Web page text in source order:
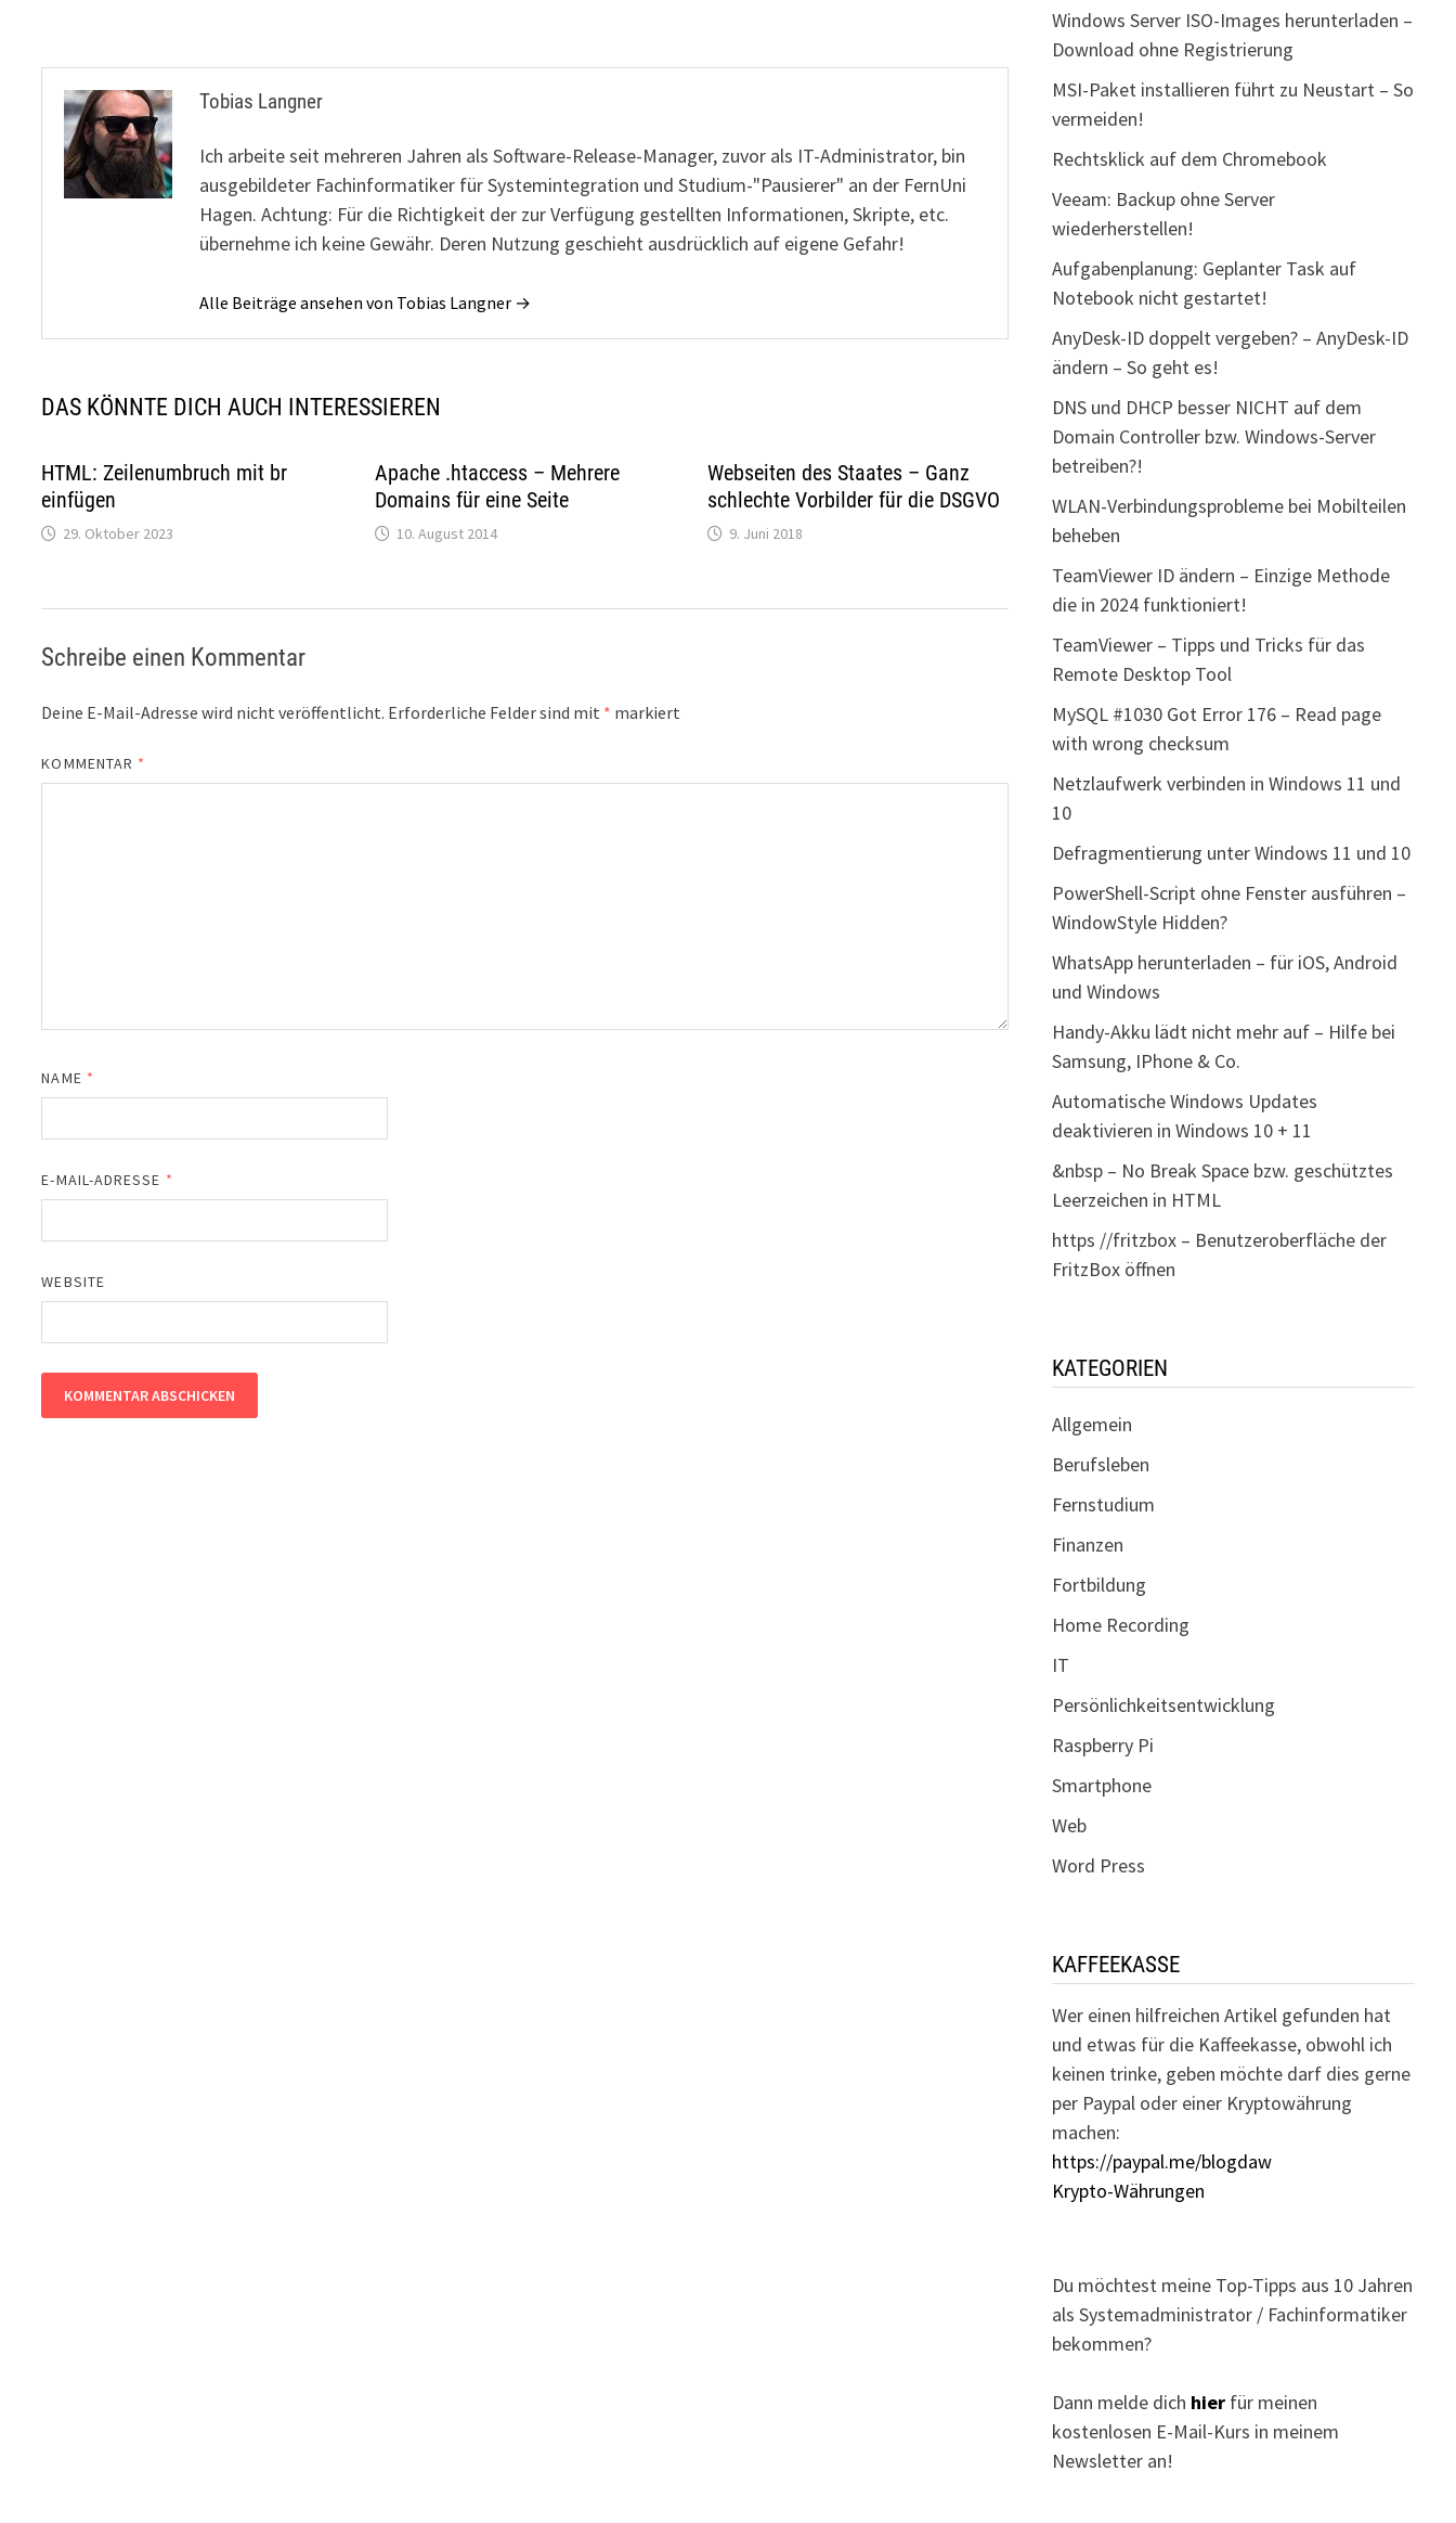
Tobias Langner
Ich arbeite seit mehreren Jahren als Software-Release-Manager, zuvor als IT-Administrator, bin
ausgebildeter Fachinformatiker für Systemintegration und Studium-"Pausierer" an der FernUni
Hagen. Achtung: Für die Richtigkeit der zur Verfügung gestellten Informationen, Skripte, etc.
übernehme ich keine Gewähr. Deren Nutzung geschieht ausdrücklich auf eigene Gefahr!
Alle Beiträge ansehen von Tobias Langner →
DAS KÖNNTE DICH AUCH INTERESSIEREN
HTML: Zeilenumbruch mit br
einfügen
29. Oktober 2023
Apache .htaccess – Mehrere
Domains für eine Seite
10. August 2014
Webseiten des Staates – Ganz
schlechte Vorbilder für die DSGVO
9. Juni 2018
Schreibe einen Kommentar
Deine E-Mail-Adresse wird nicht veröffentlicht. Erforderliche Felder sind mit * markiert
KOMMENTAR *
NAME *
E-MAIL-ADRESSE *
WEBSITE
Windows Server ISO-Images herunterladen –
Download ohne Registrierung
MSI-Paket installieren führt zu Neustart – So
vermeiden!
Rechtsklick auf dem Chromebook
Veeam: Backup ohne Server
wiederherstellen!
Aufgabenplanung: Geplanter Task auf
Notebook nicht gestartet!
AnyDesk-ID doppelt vergeben? – AnyDesk-ID
ändern – So geht es!
DNS und DHCP besser NICHT auf dem
Domain Controller bzw. Windows-Server
betreiben?!
WLAN-Verbindungsprobleme bei Mobilteilen
beheben
TeamViewer ID ändern – Einzige Methode
die in 2024 funktioniert!
TeamViewer – Tipps und Tricks für das
Remote Desktop Tool
MySQL #1030 Got Error 176 – Read page
with wrong checksum
Netzlaufwerk verbinden in Windows 11 und
10
Defragmentierung unter Windows 11 und 10
PowerShell-Script ohne Fenster ausführen –
WindowStyle Hidden?
WhatsApp herunterladen – für iOS, Android
und Windows
Handy-Akku lädt nicht mehr auf – Hilfe bei
Samsung, IPhone & Co.
Automatische Windows Updates
deaktivieren in Windows 10 + 11
&nbsp – No Break Space bzw. geschütztes
Leerzeichen in HTML
https //fritzbox – Benutzeroberfläche der
FritzBox öffnen
KATEGORIEN
Allgemein
Berufsleben
Fernstudium
Finanzen
Fortbildung
Home Recording
IT
Persönlichkeitsentwicklung
Raspberry Pi
Smartphone
Web
Word Press
KAFFEEKASSE
Wer einen hilfreichen Artikel gefunden hat
und etwas für die Kaffeekasse, obwohl ich
keinen trinke, geben möchte darf dies gerne
per Paypal oder einer Kryptowährung
machen:
https://paypal.me/blogdaw
Krypto-Währungen
Du möchtest meine Top-Tipps aus 10 Jahren
als Systemadministrator / Fachinformatiker
bekommen?
Dann melde dich hierfür meinen
kostenlosen E-Mail-Kurs in meinem
Newsletter an!